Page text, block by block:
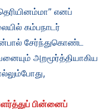
எனப்
கம்பநாடர்
சேர்ந்துகொண்ட
அறமூர்த்தியாகிய
பின்னைப்